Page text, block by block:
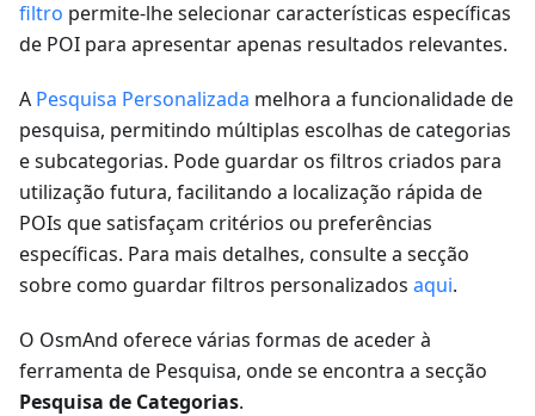
filtro permite-lhe selecionar características específicas
de POI para apresentar apenas resultados relevantes.
A Pesquisa Personalizada melhora a funcionalidade de
pesquisa, permitindo múltiplas escolhas de categorias
e subcategorias. Pode guardar os filtros criados para
utilização futura, facilitando a localização rápida de
POIs que satisfaçam critérios ou preferências
específicas. Para mais detalhes, consulte a secção
sobre como guardar filtros personalizados aqui.
O OsmAnd oferece várias formas de aceder à
ferramenta de Pesquisa, onde se encontra a secção
Pesquisa de Categorias.